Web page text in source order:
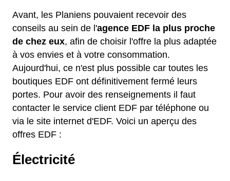
Avant, les Planiens pouvaient recevoir des
conseils au sein de l'agence EDF la plus proche
de chez eux, afin de choisir l'offre la plus adaptée
à vos envies et à votre consommation.
Aujourd'hui, ce n'est plus possible car toutes les
boutiques EDF ont définitivement fermé leurs
portes. Pour avoir des renseignements il faut
contacter le service client EDF par téléphone ou
via le site internet d'EDF. Voici un aperçu des
offres EDF :
Électricité